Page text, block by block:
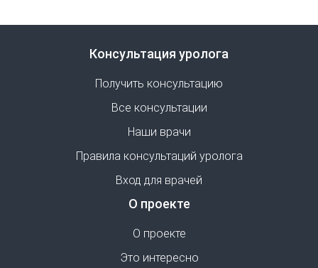
Консультация уролога
Получить консультацию
Все консультации
Наши врачи
Правила консультаций уролога
Вход для врачей
О проекте
О проекте
Это интересно